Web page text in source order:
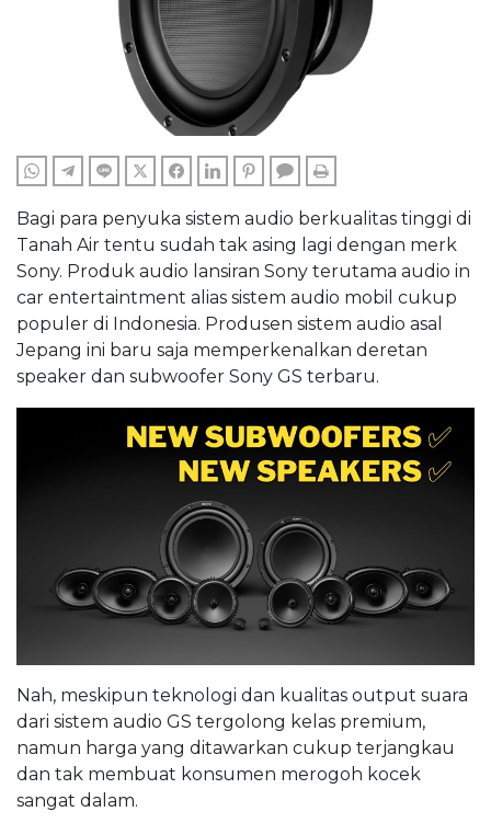
WHATSAPPTELEGRAM
LINE TWITTERFACEBOOKLINKEDINPINTERESTCOMMENTS
Bagi para penyuka sistem audio berkualitas tinggi di
Tanah Air tentu sudah tak asing lagi dengan merk
Sony. Produk audio lansiran Sony terutama audio in
car entertaintment alias sistem audio mobil cukup
populer di Indonesia. Produsen sistem audio asal
Jepang ini baru saja memperkenalkan deretan
speaker dan subwoofer Sony GS terbaru.
Nah, meskipun teknologi dan kualitas output suara
dari sistem audio GS tergolong kelas premium,
namun harga yang ditawarkan cukup terjangkau
dan tak membuat konsumen merogoh kocek
sangat dalam.